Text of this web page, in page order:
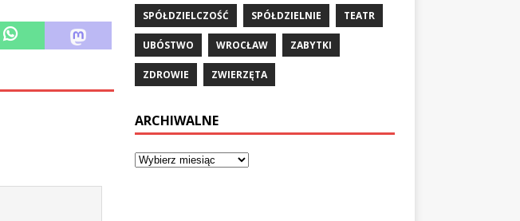
SPÓŁDZIELCZOŚĆ SPÓŁDZIELNIE TEATR
UBÓSTWO WROCŁAW ZABYTKI
ZDROWIE ZWIERZĘTA
ARCHIWALNE